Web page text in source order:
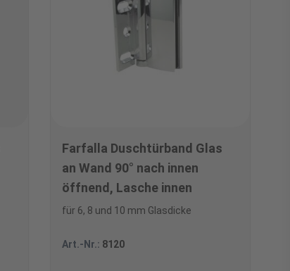
Farfalla Duschtürband Glas
an Wand 90° nach innen
öffnend, Lasche innen
für 6, 8 und 10 mm Glasdicke
Art.-Nr.: 8120